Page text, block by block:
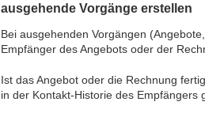
ausgehende Vorgänge erstellen
Bei ausgehenden Vorgängen
Empfänger des Angebots oder der
Ist das Angebot oder die Rechnung
in der Kontakt-Historie des Empfängers